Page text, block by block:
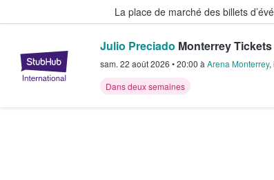
La place de marché des billets
StubHub - Où les fans
Julio Preciado Monterrey Tickets
sam. 22 août 2026 •20:00 à Arena Monterrey,
Dans deux semaines